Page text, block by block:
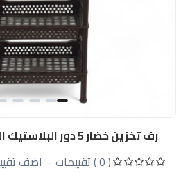
رف تخزين خضار 5 دور البلاستيك القوي بعدة الوان
( 0 ) تقييمات
- اضف